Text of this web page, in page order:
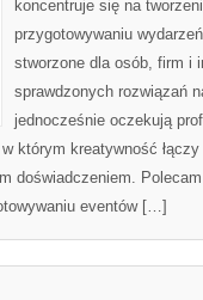
koncentruje się na
przygotowywaniu
stworzone dla osób, firm i
sprawdzonych rozwiązań
jednocześnie oczekują
którym kreatywność
doświadczeniem.
eventów […]